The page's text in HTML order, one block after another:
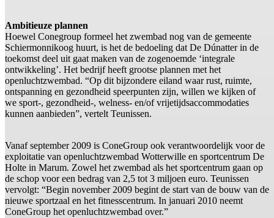
Ambitieuze plannen
Hoewel Conegroup formeel het zwembad nog van de gemeente
Schiermonnikoog huurt, is het de bedoeling dat De Dúnatter in de
toekomst deel uit gaat maken van de zogenoemde ‘integrale
ontwikkeling’. Het bedrijf heeft grootse plannen met het
openluchtzwembad. “Op dit bijzondere eiland waar rust, ruimte,
ontspanning en gezondheid speerpunten zijn, willen we kijken of
we sport-, gezondheid-, welness- en/of vrijetijdsaccommodaties
kunnen aanbieden”, vertelt Teunissen.
Vanaf september 2009 is ConeGroup ook verantwoordelijk voor de
exploitatie van openluchtzwembad Wotterwille en sportcentrum De
Holte in Marum. Zowel het zwembad als het sportcentrum gaan op
de schop voor een bedrag van 2,5 tot 3 miljoen euro. Teunissen
vervolgt: “Begin november 2009 begint de start van de bouw van de
nieuwe sportzaal en het fitnesscentrum. In januari 2010 neemt
ConeGroup het openluchtzwembad over.”